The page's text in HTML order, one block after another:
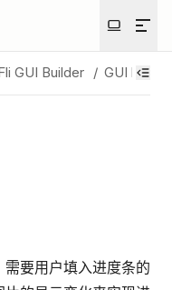
GUI Builder / GUI
要用户填入进度条的